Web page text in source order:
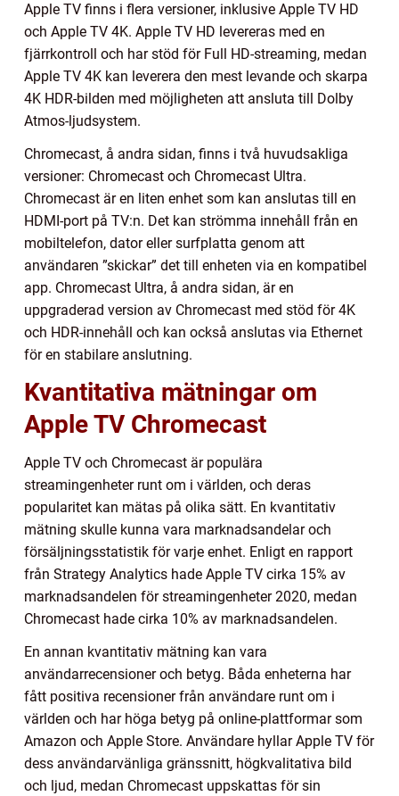
Apple TV finns i flera versioner, inklusive Apple TV HD
och Apple TV 4K. Apple TV HD levereras med en
fjärrkontroll och har stöd för Full HD-streaming, medan
Apple TV 4K kan leverera den mest levande och skarpa
4K HDR-bilden med möjligheten att ansluta till Dolby
Atmos-ljudsystem.
Chromecast, å andra sidan, finns i två huvudsakliga
versioner: Chromecast och Chromecast Ultra.
Chromecast är en liten enhet som kan anslutas till en
HDMI-port på TV:n. Det kan strömma innehåll från en
mobiltelefon, dator eller surfplatta genom att
användaren ”skickar” det till enheten via en kompatibel
app. Chromecast Ultra, å andra sidan, är en
uppgraderad version av Chromecast med stöd för 4K
och HDR-innehåll och kan också anslutas via Ethernet
för en stabilare anslutning.
Kvantitativa mätningar om
Apple TV Chromecast
Apple TV och Chromecast är populära
streamingenheter runt om i världen, och deras
popularitet kan mätas på olika sätt. En kvantitativ
mätning skulle kunna vara marknadsandelar och
försäljningsstatistik för varje enhet. Enligt en rapport
från Strategy Analytics hade Apple TV cirka 15% av
marknadsandelen för streamingenheter 2020, medan
Chromecast hade cirka 10% av marknadsandelen.
En annan kvantitativ mätning kan vara
användarrecensioner och betyg. Båda enheterna har
fått positiva recensioner från användare runt om i
världen och har höga betyg på online-plattformar som
Amazon och Apple Store. Användare hyllar Apple TV för
dess användarvänliga gränssnitt, högkvalitativa bild
och ljud, medan Chromecast uppskattas för sin